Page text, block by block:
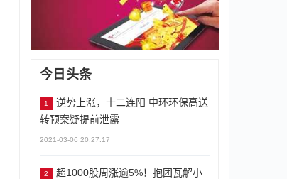
今日头条
1
逆势上涨，十二连阳 中环环保高送
转预案疑提前泄露
2021-03-06 20:27:17
2
超1000股周涨逾5%！抱团瓦解小